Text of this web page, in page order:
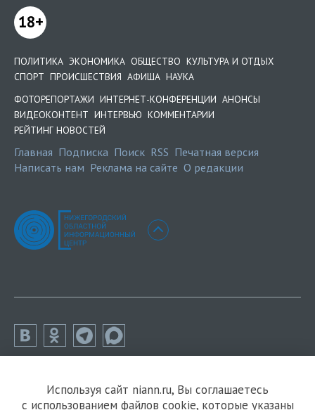
18+
ПОЛИТИКА ЭКОНОМИКА ОБЩЕСТВО КУЛЬТУРА И ОТДЫХ
СПОРТ ПРОИСШЕСТВИЯ АФИША НАУКА
ФОТОРЕПОРТАЖИ ИНТЕРНЕТ-КОНФЕРЕНЦИИ АНОНСЫ
ВИДЕОКОНТЕНТ ИНТЕРВЬЮ КОММЕНТАРИИ
РЕЙТИНГ НОВОСТЕЙ
Главная Подписка Поиск RSS Печатная версия
Написать нам Реклама на сайте О редакции
Используя сайт niann.ru, Вы соглашаетесь
с использованием файлов cookie, которые указаны